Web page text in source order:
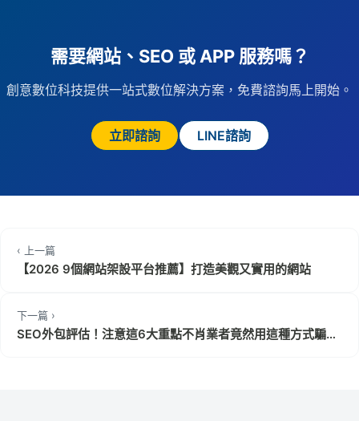
需要網站、SEO 或 APP 服務嗎？
創意數位科技提供一站式數位解決方案，免費諮詢馬上開始。
立即諮詢 LINE諮詢
‹ 上一篇
【2026 9個網站架設平台推薦】打造美觀又實用的網站
下一篇 ›
SEO外包評估！注意這6大重點不肖業者竟然用這種方式騙